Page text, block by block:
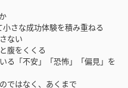
な成功体験を積み重ねる
ない
をくくる
「不安」「恐怖」「偏見」を
はなく、あくまで